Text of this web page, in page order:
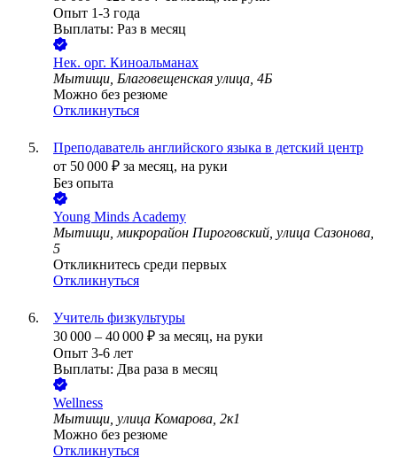
Опыт 1-3 года
Выплаты: Раз в месяц
Нек. орг. Киноальманах
Мытищи, Благовещенская улица, 4Б
Можно без резюме
Откликнуться
Преподаватель английского языка в детский центр
от 50 000 ₽ за месяц, на руки
Без опыта
Young Minds Academy
Мытищи, микрорайон Пироговский, улица Сазонова,
5
Откликнитесь среди первых
Откликнуться
Учитель физкультуры
30 000 – 40 000 ₽ за месяц, на руки
Опыт 3-6 лет
Выплаты: Два раза в месяц
Wellness
Мытищи, улица Комарова, 2к1
Можно без резюме
Откликнуться